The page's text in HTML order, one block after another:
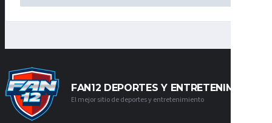
FAN12 DEPORTES Y ENTRETENIMIENTO
El mejor sitio de deportes y entretenimiento